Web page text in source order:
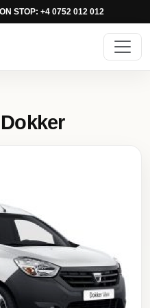
STOP: +4 0752 012 012